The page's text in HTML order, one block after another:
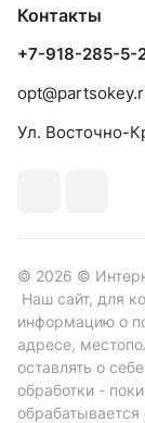
Контакты
+7-918-285-5-
Ул. Восточно-
© 2026 ©
Наш сайт, для
информацию о
адресе,
оставлять о
обработки -
обрабатывается